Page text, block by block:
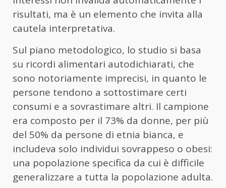
risultati, ma è un elemento che invita alla
cautela interpretativa.
Sul piano metodologico, lo studio si basa
su ricordi alimentari autodichiarati, che
sono notoriamente imprecisi, in quanto le
persone tendono a sottostimare certi
consumi e a sovrastimare altri. Il campione
era composto per il 73% da donne, per più
del 50% da persone di etnia bianca, e
includeva solo individui sovrappeso o obesi:
una popolazione specifica da cui è difficile
generalizzare a tutta la popolazione adulta.